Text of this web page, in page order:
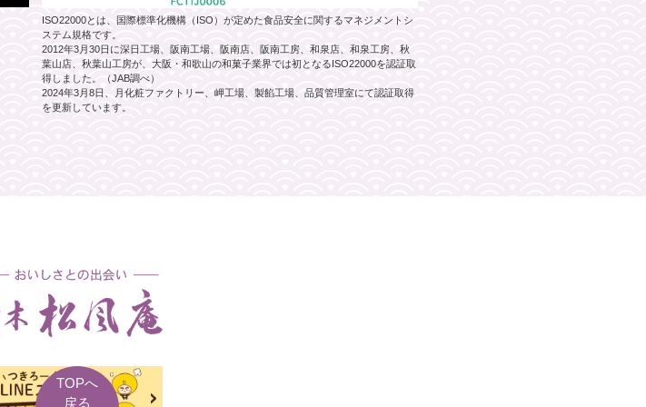
ISO22000とは、国際標準化機構（ISO）が定めた食品安全に関するマネジメントシ
ステム規格です。
2012年3月30日に深日工場、阪南工場、阪南店、阪南工房、和泉店、和泉工房、秋
葉山店、秋葉山工房が、大阪・和歌山の和菓子業界では初となるISO22000を認証取
得しました。（JAB調べ）
2024年3月8日、月化粧ファクトリー、岬工場、製餡工場、品質管理室にて認証取得
を更新しています。
TOPへ
戻る